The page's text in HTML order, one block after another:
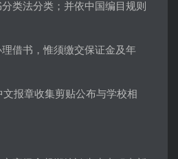
类法分类；并依中国编目规则
借书，惟须缴交保证金及年
报章收集剪贴公布与学校相